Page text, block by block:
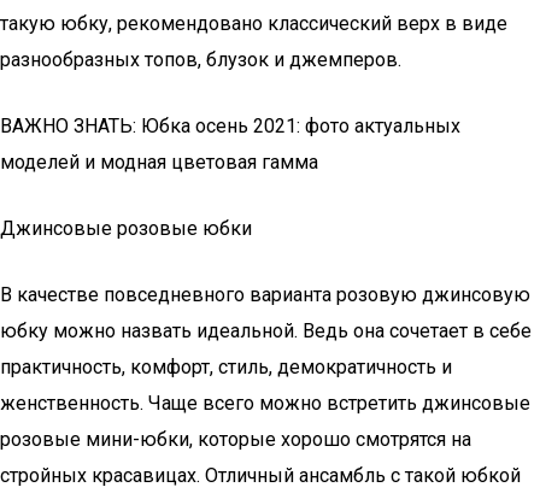
такую юбку, рекомендовано классический верх в виде
разнообразных топов, блузок и джемперов.
ВАЖНО ЗНАТЬ: Юбка осень 2021: фото актуальных
моделей и модная цветовая гамма
Джинсовые розовые юбки
В качестве повседневного варианта розовую джинсовую
юбку можно назвать идеальной. Ведь она сочетает в себе
практичность, комфорт, стиль, демократичность и
женственность. Чаще всего можно встретить джинсовые
розовые мини-юбки, которые хорошо смотрятся на
стройных красавицах. Отличный ансамбль с такой юбкой